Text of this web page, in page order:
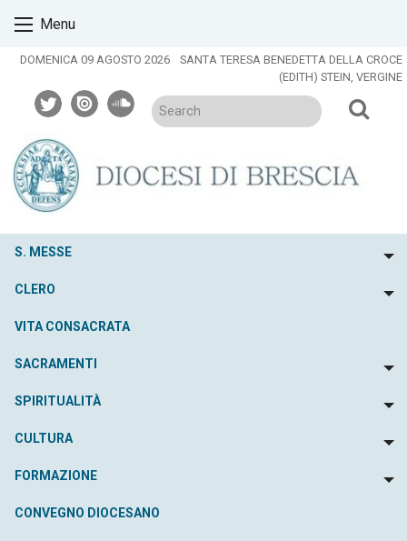
content
Menu
DOMENICA 09 AGOSTO 2026
SANTA TERESA BENEDETTA DELLA CROCE
(EDITH) STEIN, VERGINE
twitterissuusoundcloud
S. MESSE
CLERO
VITA CONSACRATA
SACRAMENTI
SPIRITUALITÀ
CULTURA
FORMAZIONE
CONVEGNO DIOCESANO